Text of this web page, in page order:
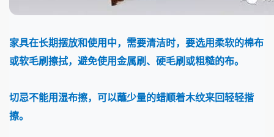
家具在长期摆放和使用中，需要清洁时，要选用柔软的棉布
或软毛刷擦拭，避免使用金属刷、硬毛刷或粗糙的布。
切忌不能用湿布擦，可以蘸少量的蜡顺着木纹来回轻轻揩
擦。